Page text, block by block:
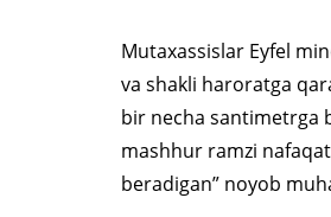
Mutaxassislar Eyfel
va shakli haroratga
bir necha santimetrga
mashhur ramzi
beradigan” noyob